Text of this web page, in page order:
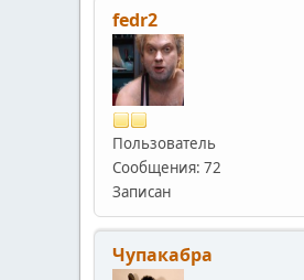
fedr2
Пользователь
Сообщения: 72
Записан
Чупакабра